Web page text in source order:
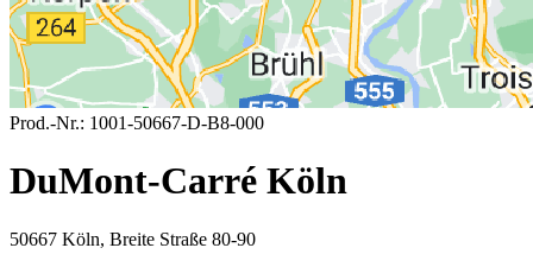
Prod.-Nr.: 1001-50667-D-B8-000
DuMont-Carré Köln
50667 Köln, Breite Straße 80-90